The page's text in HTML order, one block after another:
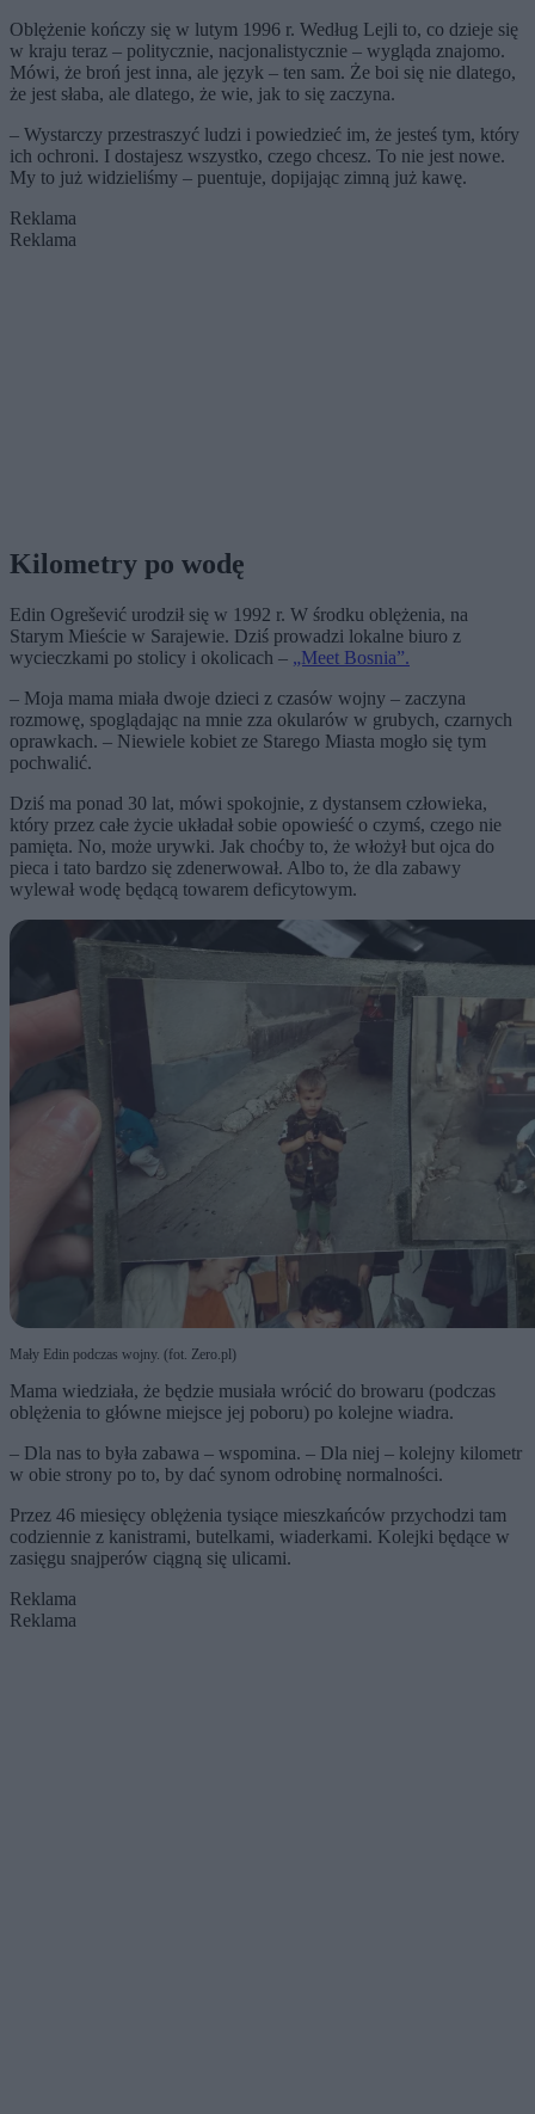
Oblężenie kończy się w lutym 1996 r. Według Lejli to, co dzieje się
w kraju teraz – politycznie, nacjonalistycznie – wygląda znajomo.
Mówi, że broń jest inna, ale język – ten sam. Że boi się nie dlatego,
że jest słaba, ale dlatego, że wie, jak to się zaczyna.
– Wystarczy przestraszyć ludzi i powiedzieć im, że jesteś tym, który
ich ochroni. I dostajesz wszystko, czego chcesz. To nie jest nowe.
My to już widzieliśmy – puentuje, dopijając zimną już kawę.
Reklama
Reklama
Kilometry po wodę
Edin Ogrešević urodził się w 1992 r. W środku oblężenia, na
Starym Mieście w Sarajewie. Dziś prowadzi lokalne biuro z
wycieczkami po stolicy i okolicach – „Meet Bosnia”.
– Moja mama miała dwoje dzieci z czasów wojny – zaczyna
rozmowę, spoglądając na mnie zza okularów w grubych, czarnych
oprawkach. – Niewiele kobiet ze Starego Miasta mogło się tym
pochwalić.
Dziś ma ponad 30 lat, mówi spokojnie, z dystansem człowieka,
który przez całe życie układał sobie opowieść o czymś, czego nie
pamięta. No, może urywki. Jak choćby to, że włożył but ojca do
pieca i tato bardzo się zdenerwował. Albo to, że dla zabawy
wylewał wodę będącą towarem deficytowym.
Mały Edin podczas wojny. (fot. Zero.pl)
Mama wiedziała, że będzie musiała wrócić do browaru (podczas
oblężenia to główne miejsce jej poboru) po kolejne wiadra.
– Dla nas to była zabawa – wspomina. – Dla niej – kolejny kilometr
w obie strony po to, by dać synom odrobinę normalności.
Przez 46 miesięcy oblężenia tysiące mieszkańców przychodzi tam
codziennie z kanistrami, butelkami, wiaderkami. Kolejki będące w
zasięgu snajperów ciągną się ulicami.
Reklama
Reklama